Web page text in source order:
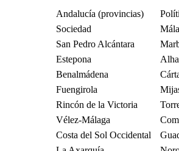
Andalucía (provincias)
Sociedad
San Pedro Alcántara
Estepona
Benalmádena
Fuengirola
Rincón de la Victoria
Vélez-Málaga
Costa del Sol Occidental